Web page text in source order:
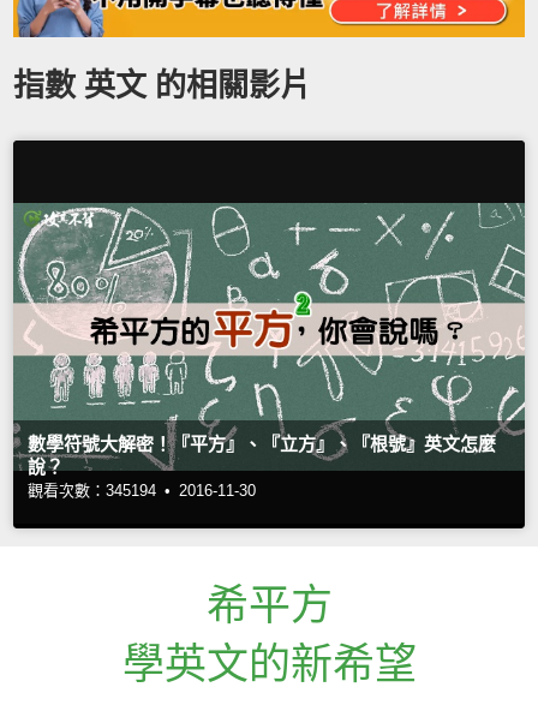
指數 英文 的相關影片
數學符號大解密！『平方』、『立方』、『根號』英文怎麼
說？
觀看次數：345194 • 2016-11-30
希平方
學英文的新希望